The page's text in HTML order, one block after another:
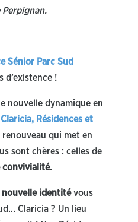
Perpignan.
Sénior Parc Sud
d’existence !
nouvelle dynamique en
Claricia, Résidences et
renouveau qui met en
sont chères : celles de
.
nouvelle identitévous
Claricia ? Un lieu